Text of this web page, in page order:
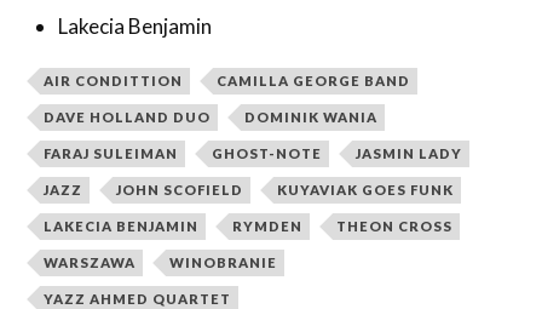
Lakecia Benjamin
AIR CONDITTION CAMILLA GEORGE BAND
DAVE HOLLAND DUO DOMINIK WANIA
FARAJ SULEIMAN GHOST-NOTE JASMIN LADY
JAZZ JOHN SCOFIELD KUYAVIAK GOES FUNK
LAKECIA BENJAMIN RYMDEN THEON CROSS
WARSZAWA WINOBRANIE
YAZZ AHMED QUARTET